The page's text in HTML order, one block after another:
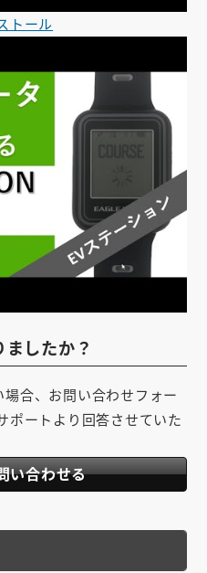
トール
したか？
合、お問い合わせフォー
ポートより回答させていた
い合わせる